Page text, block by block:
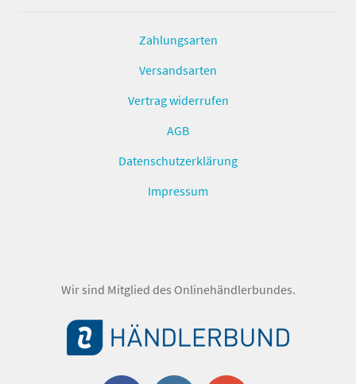
Zahlungsarten
Versandsarten
Vertrag widerrufen
AGB
Datenschutzerklärung
Impressum
Wir sind Mitglied des Onlinehändlerbundes.